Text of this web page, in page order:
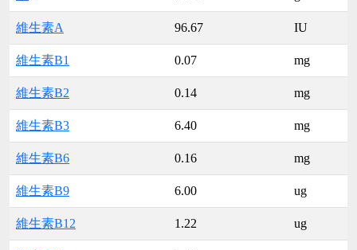
維生素A 96.67 IU
維生素B1 0.07 mg
維生素B2 0.14 mg
維生素B3 6.40 mg
維生素B6 0.16 mg
維生素B9 6.00 ug
維生素B12 1.22 ug